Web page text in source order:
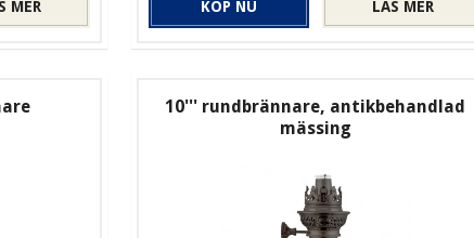
MER LÄS MER
KÖP NU
10''' rundbrännare, antikbehandlad
mässing